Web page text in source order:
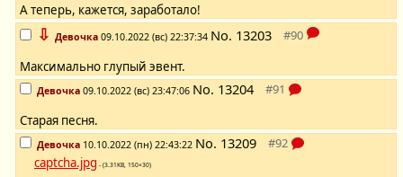
А теперь, кажется, заработало!
⇩ Девочка 09.10.2022 (вс) 22:37:34 No. 13203
Максимально глупый эвент.
Девочка 09.10.2022 (вс) 23:47:06 No. 13204
Старая песня.
Девочка 10.10.2022 (пн) 22:43:22 No. 13209
captcha.jpg - (3.31KB, 150×30)